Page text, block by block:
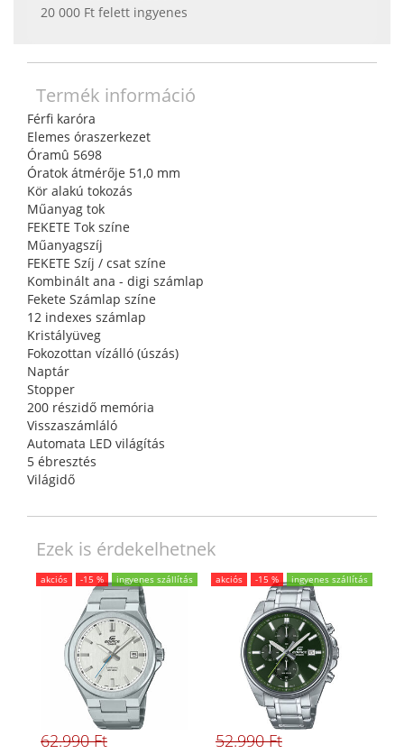
20 000 Ft felett ingyenes
Termék információ
Férfi karóra
Elemes óraszerkezet
Óramû 5698
Óratok átmérője 51,0 mm
Kör alakú tokozás
Műanyag tok
FEKETE Tok színe
Műanyagszíj
FEKETE Szíj / csat színe
Kombinált ana - digi számlap
Fekete Számlap színe
12 indexes számlap
Kristályüveg
Fokozottan vízálló (úszás)
Naptár
Stopper
200 részidő memória
Visszaszámláló
Automata LED világítás
5 ébresztés
Világidő
Ezek is érdekelhetnek
akciós -15 % ingyenes szállítás
62.990 Ft
akciós -15 % ingyenes szállítás
52.990 Ft